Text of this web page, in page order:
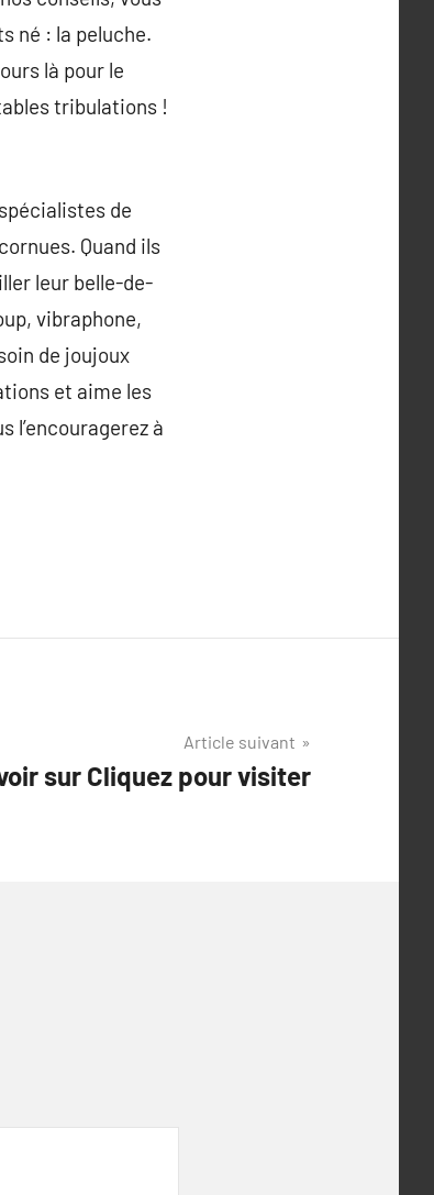
né : la peluche.
là pour le
tribulations !
de
Quand ils
leur belle-de-
vibraphone,
de joujoux
et aime les
l’encouragerez à
Article suivant
sur Cliquez pour visiter